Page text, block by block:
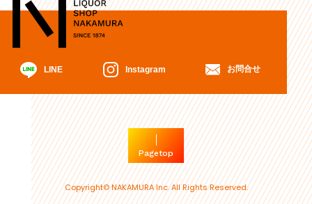
LINE Instagram お問合せ
Pagetop
Copyright© NAKAMURA Inc. All Rights Reserved.